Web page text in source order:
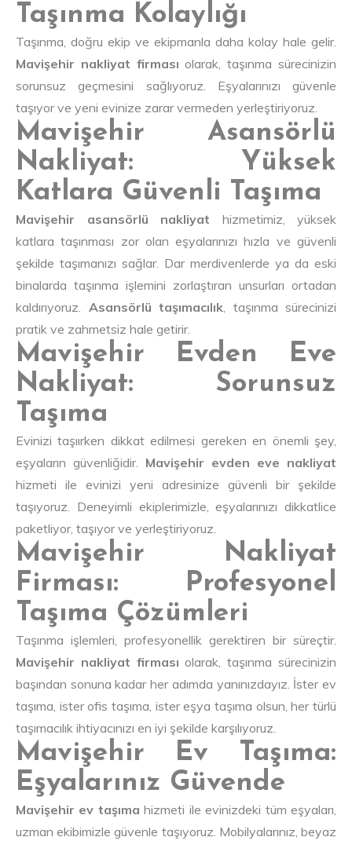
Taşınma Kolaylığı
Taşınma, doğru ekip ve ekipmanla daha kolay hale gelir.
Mavişehir nakliyat firması olarak, taşınma sürecinizin
sorunsuz geçmesini sağlıyoruz. Eşyalarınızı güvenle
taşıyor ve yeni evinize zarar vermeden yerleştiriyoruz.
Mavişehir Asansörlü
Nakliyat: Yüksek
Katlara Güvenli Taşıma
Mavişehir asansörlü nakliyat hizmetimiz, yüksek
katlara taşınması zor olan eşyalarınızı hızla ve güvenli
şekilde taşımanızı sağlar. Dar merdivenlerde ya da eski
binalarda taşınma işlemini zorlaştıran unsurları ortadan
kaldırıyoruz. Asansörlü taşımacılık , taşınma sürecinizi
pratik ve zahmetsiz hale getirir.
Mavişehir Evden Eve
Nakliyat: Sorunsuz
Taşıma
Evinizi taşıırken dikkat edilmesi gereken en önemli şey,
eşyaların güvenliğidir. Mavişehir evden eve nakliyat
hizmeti ile evinizi yeni adresinize güvenli bir şekilde
taşıyoruz. Deneyimli ekiplerimizle, eşyalarınızı dikkatlice
paketliyor, taşıyor ve yerleştiriyoruz.
Mavişehir Nakliyat
Firması: Profesyonel
Taşıma Çözümleri
Taşınma işlemleri, profesyonellik gerektiren bir süreçtir.
Mavişehir nakliyat firması olarak, taşınma sürecinizin
başından sonuna kadar her adımda yanınızdayız. İster ev
taşıma, ister ofis taşıma, ister eşya taşıma olsun, her türlü
taşımacılık ihtiyacınızı en iyi şekilde karşılıyoruz.
Mavişehir Ev Taşıma:
Eşyalarınız Güvende
Mavişehir ev taşıma hizmeti ile evinizdeki tüm eşyaları,
uzman ekibimizle güvenle taşıyoruz. Mobilyalarınız, beyaz